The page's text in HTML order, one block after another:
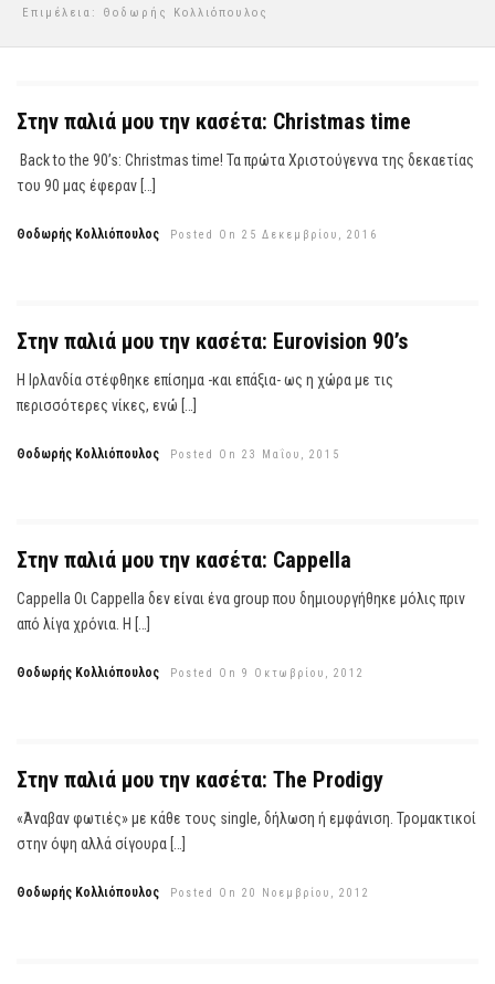
Επιμέλεια: Θοδωρής Κολλιόπουλος
Στην παλιά μου την κασέτα: Christmas time
Back to the 90’s: Christmas time! Τα πρώτα Χριστούγεννα της δεκαετίας
του 90 μας έφεραν […]
Θοδωρής Κολλιόπουλος Posted On 25 Δεκεμβρίου, 2016
Στην παλιά μου την κασέτα: Eurovision 90’s
Η Ιρλανδία στέφθηκε επίσημα -και επάξια- ως η χώρα με τις
περισσότερες νίκες, ενώ […]
Θοδωρής Κολλιόπουλος Posted On 23 Μαΐου, 2015
Στην παλιά μου την κασέτα: Cappella
Cappella Οι Cappella δεν είναι ένα group που δημιουργήθηκε μόλις πριν
από λίγα χρόνια. Η […]
Θοδωρής Κολλιόπουλος Posted On 9 Οκτωβρίου, 2012
Στην παλιά μου την κασέτα: The Prodigy
«Άναβαν φωτιές» με κάθε τους single, δήλωση ή εμφάνιση. Τρομακτικοί
στην όψη αλλά σίγουρα […]
Θοδωρής Κολλιόπουλος Posted On 20 Νοεμβρίου, 2012